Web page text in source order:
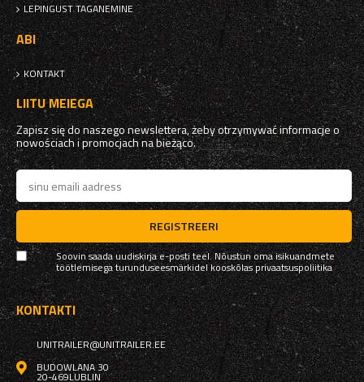
LEPINGUST TAGANEMINE
ABI
KONTAKT
LIITU MEIEGA
Zapisz się do naszego newslettera, żeby otrzymywać informacje o
nowościach i promocjach na bieżąco.
REGISTREERI
Soovin saada uudiskirja e-posti teel. Nõustun oma isikuandmete
töötlemisega turunduseesmärkidel kooskõlasprivaatsuspoliitika
KONTAKTI
UNITRAILER@UNITRAILER.EE
BUDOWLANA 30
20-469LUBLIN